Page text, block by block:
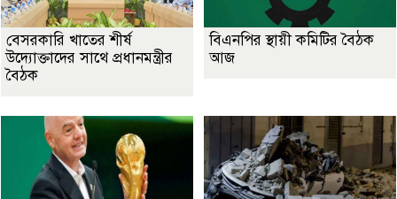
বেসরকারি খাতের শীর্ষ
উদ্যোক্তাদের সাথে প্রধানমন্ত্রীর
বৈঠক
বিএনপির স্থায়ী কমিটির বৈঠক
আজ